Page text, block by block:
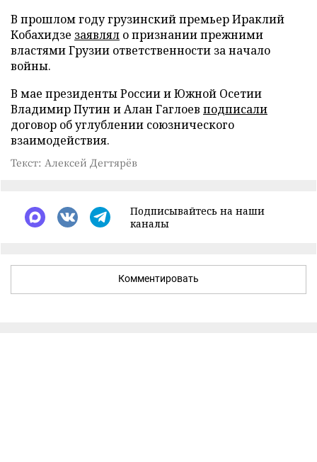
В прошлом году грузинский премьер Ираклий
Кобахидзе заявлял о признании прежними
властями Грузии ответственности за начало
войны.
В мае президенты России и Южной Осетии
Владимир Путин и Алан Гаглоев подписали
договор об углублении союзнического
взаимодействия.
Текст: Алексей Дегтярёв
Подписывайтесь на наши
каналы
Комментировать